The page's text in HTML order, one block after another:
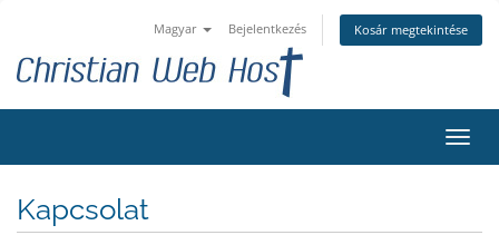
Magyar Bejelentkezés Kosár megtekintése
a
Kapcsolat